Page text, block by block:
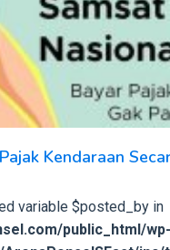
Kendaraan
variable $posted_by in
public_html/wp-